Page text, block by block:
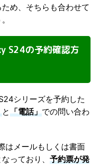
め、そちらも合わせて
S24の予約確認方
シリーズを予約した
と「電話」での問い合わ
はメールもしくは書面
っており、 予約票が発